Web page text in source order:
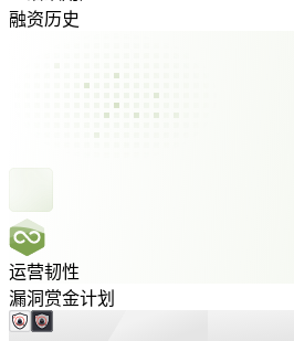
融资历史
运营韧性
漏洞赏金计划